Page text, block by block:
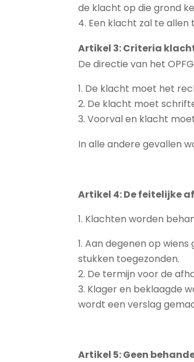
de klacht op die grond
Een klacht zal te allen
Artikel 3: Criteria
De directie van het
De klacht moet het
De klacht moet
Voorval en klacht
In alle andere gevallen
Artikel 4: De feitelijke
Klachten worden
Aan degenen op
stukken toegezonden.
De termijn voor de
Klager en beklaagde
wordt een verslag
Artikel 5: Geen